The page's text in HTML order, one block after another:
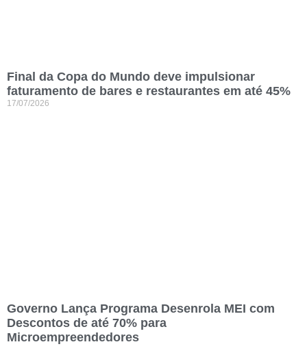
Final da Copa do Mundo deve impulsionar
faturamento de bares e restaurantes em até 45%
17/07/2026
Governo Lança Programa Desenrola MEI com
Descontos de até 70% para
Microempreendedores